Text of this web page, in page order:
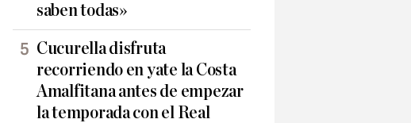
saben todas»
Cucurella disfruta
recorriendo en yate la Costa
Amalfitana antes de empezar
la temporada con el Real